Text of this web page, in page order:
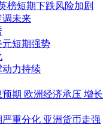
榜短期下跌风险加剧
调未来
元短期强势
动力持续
期 欧洲经济承压 增长
重分化 亚洲货币走强